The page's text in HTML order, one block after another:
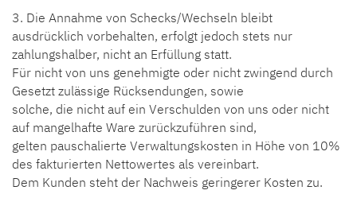
3. Die Annahme von Schecks/Wechseln bleibt
ausdrücklich vorbehalten, erfolgt jedoch stets nur
zahlungshalber, nicht an Erfüllung statt.
Für nicht von uns genehmigte oder nicht zwingend durch
Gesetzt zulässige Rücksendungen, sowie
solche, die nicht auf ein Verschulden von uns oder nicht
auf mangelhafte Ware zurückzuführen sind,
gelten pauschalierte Verwaltungskosten in Höhe von 10%
des fakturierten Nettowertes als vereinbart.
Dem Kunden steht der Nachweis geringerer Kosten zu.